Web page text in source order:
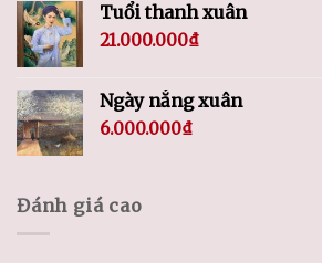
Tuổi thanh xuân
21.000.000₫
Ngày nắng xuân
6.000.000₫
Đánh giá cao